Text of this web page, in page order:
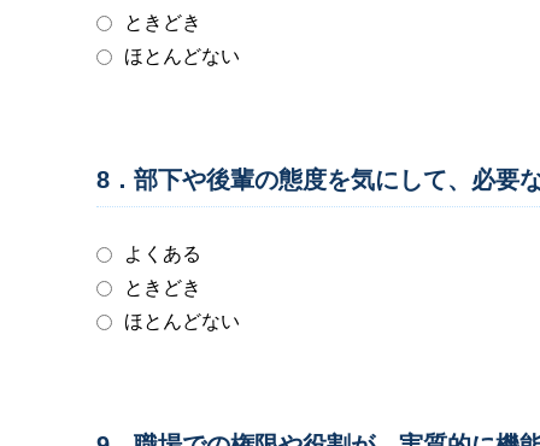
ときどき
ほとんどない
8．部下や後輩の態度を気にして、必要
よくある
ときどき
ほとんどない